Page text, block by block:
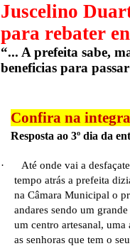
Juscelino
para rebater
“... A prefeita sabe,
beneficias para
Confira na
Resposta ao 3º dia da
· Até onde vai a
tempo atrás a prefeita
na Câmara Municipal o
andares sendo um
um centro artesanal, uma
as senhoras que tem o